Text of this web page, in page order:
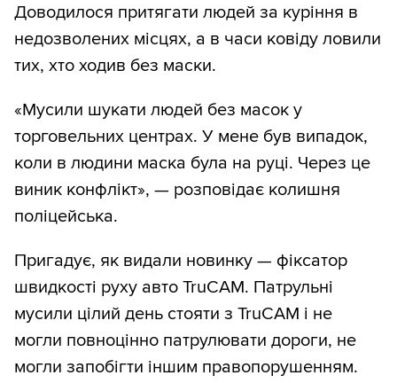
Доводилося притягати людей за куріння в
недозволених місцях, а в часи ковіду ловили
тих, хто ходив без маски.
«Мусили шукати людей без масок у
торговельних центрах. У мене був випадок,
коли в людини маска була на руці. Через це
виник конфлікт», — розповідає колишня
поліцейська.
Пригадує, як видали новинку — фіксатор
швидкості руху авто TruCAM. Патрульні
мусили цілий день стояти з TruCAM і не
могли повноцінно патрулювати дороги, не
могли запобігти іншим правопорушенням.